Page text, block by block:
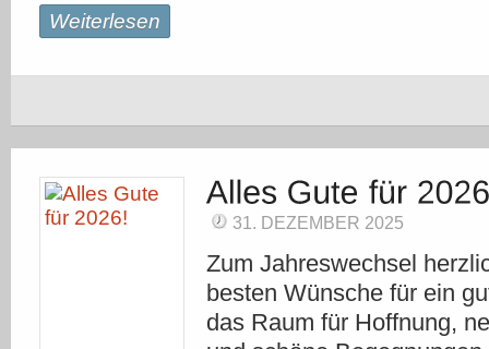
Weiterlesen
31. DEZEMBER 2025
Zum Jahreswechsel
besten Wünsche für ein
das Raum für Hoffnung,